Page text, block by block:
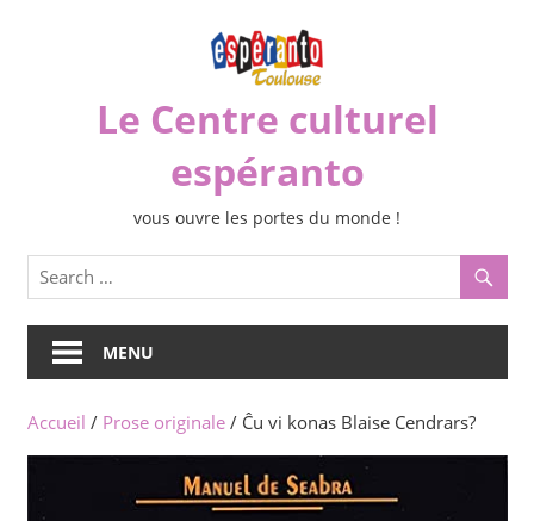
Le Centre culturel
espéranto
vous ouvre les portes du monde !
MENU
Accueil / Prose originale/ Ĉu vi konas Blaise Cendrars?